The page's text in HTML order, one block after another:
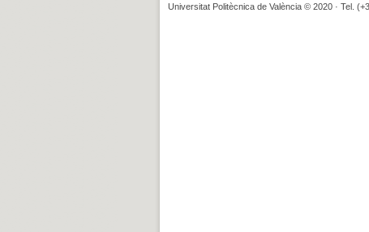
Universitat Politècnica de València © 2020 · Tel.